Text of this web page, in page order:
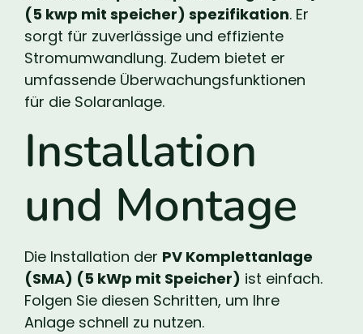
(5 kwp mit speicher) spezifikation. Er
sorgt für zuverlässige und effiziente
Stromumwandlung. Zudem bietet er
umfassende Überwachungsfunktionen
für die Solaranlage.
Installation
und Montage
Die Installation der PV Komplettanlage
(SMA) (5 kWp mit Speicher) ist einfach.
Folgen Sie diesen Schritten, um Ihre
Anlage schnell zu nutzen.